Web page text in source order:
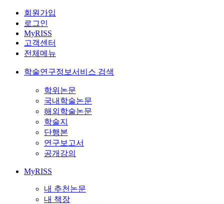
회원가입
로그인
MyRISS
고객센터
전체메뉴
학술연구정보서비스 검색
학위논문
국내학술논문
해외학술논문
학술지
단행본
연구보고서
공개강의
MyRISS
내 추천논문
내 책장